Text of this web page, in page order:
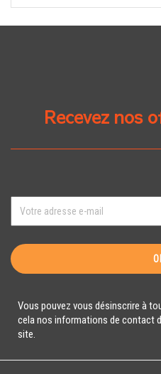
Recevez nos
Vous pouvez vous désinscrire à
cela nos informations de contact
site.